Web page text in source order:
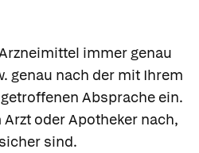
immer genau
genau nach der mit Ihrem
Absprache ein.
Arzt oder Apotheker nach,
sind.